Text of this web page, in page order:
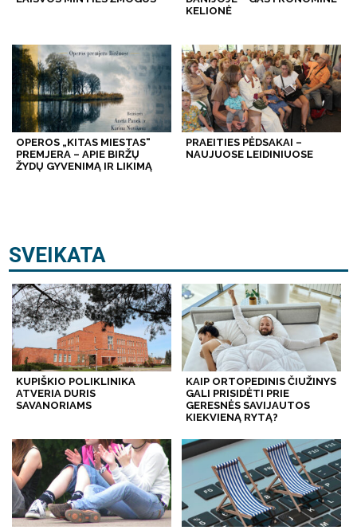
KELIONĖ
OPEROS „KITAS MIESTAS“
PREMJERA – APIE BIRŽŲ
ŽYDŲ GYVENIMĄ IR LIKIMĄ
PRAEITIES PĖDSAKAI –
NAUJUOSE LEIDINIUOSE
SVEIKATA
KUPIŠKIO POLIKLINIKA
ATVERIA DURIS
SAVANORIAMS
KAIP ORTOPEDINIS ČIUŽINYS
GALI PRISIDĖTI PRIE
GERESNĖS SAVIJAUTOS
KIEKVIENĄ RYTĄ?